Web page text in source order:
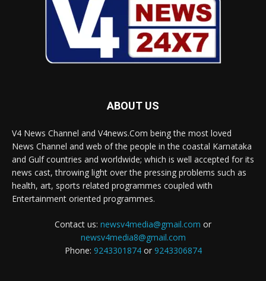
ABOUT US
V4 News Channel and V4news.Com being the most loved
News Channel and web of the people in the coastal Karnataka
and Gulf countries and worldwide; which is well accepted for its
news cast, throwing light over the pressing problems such as
health, art, sports related programmes coupled with
Entertainment oriented programmes.
Contact us: newsv4media@gmail.com or
newsv4media8@gmail.com
Phone: 9243301874or 9243306874